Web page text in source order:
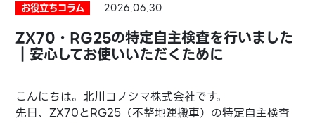
お役立ちコラム 2026.06.30
ZX70・RG25の特定自主検査を行いました
｜安心してお使いいただくために
こんにちは。北川コノシマ株式会社です。
先日、ZX70とRG25（不整地運搬車）の特定自主検査